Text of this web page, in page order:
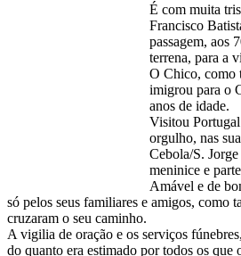
É com muita
Francisco
passagem, aos
terrena, para a
O Chico, como
imigrou para o
anos de idade.
Visitou
orgulho, nas
Cebola/S.
meninice e
Amável e de
só pelos seus familiares e amigos, como
cruzaram o seu caminho.
A vigilia de oração e os serviços
do quanto era estimado por todos os que